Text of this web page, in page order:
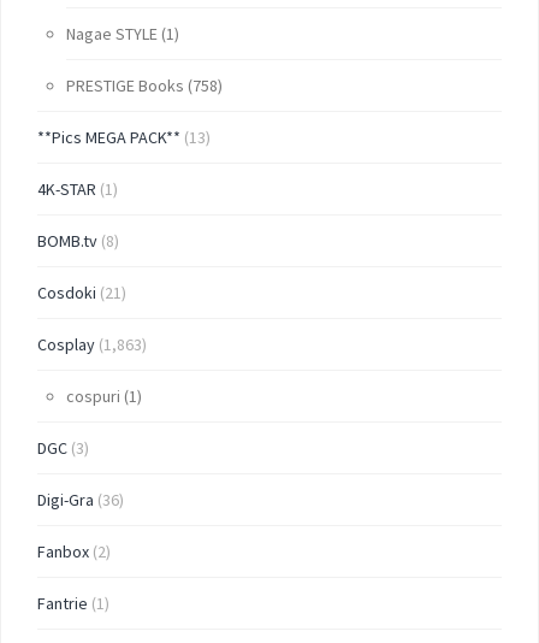
Nagae STYLE (1)
PRESTIGE Books (758)
**Pics MEGA PACK** (13)
4K-STAR (1)
BOMB.tv (8)
Cosdoki (21)
Cosplay (1,863)
cospuri (1)
DGC (3)
Digi-Gra (36)
Fanbox (2)
Fantrie (1)